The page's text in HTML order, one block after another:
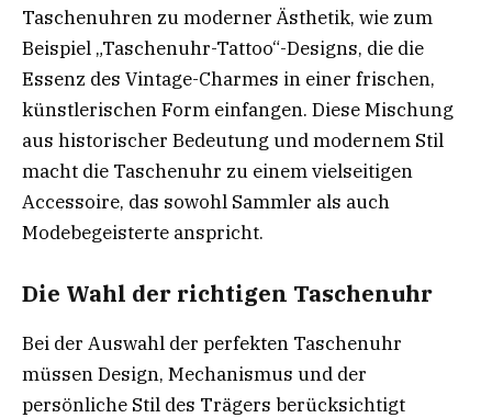
Taschenuhren zu moderner Ästhetik, wie zum
Beispiel „Taschenuhr-Tattoo“-Designs, die die
Essenz des Vintage-Charmes in einer frischen,
künstlerischen Form einfangen. Diese Mischung
aus historischer Bedeutung und modernem Stil
macht die Taschenuhr zu einem vielseitigen
Accessoire, das sowohl Sammler als auch
Modebegeisterte anspricht.
Die Wahl der richtigen Taschenuhr
Bei der Auswahl der perfekten Taschenuhr
müssen Design, Mechanismus und der
persönliche Stil des Trägers berücksichtigt